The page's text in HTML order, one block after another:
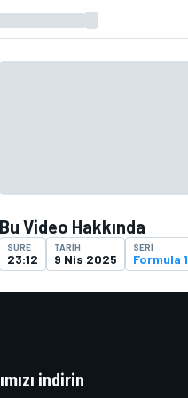
Bu Video Hakkında
SÜRE
23:12
TARIH
9 Nis 2025
SERI
Formula 1
indirin